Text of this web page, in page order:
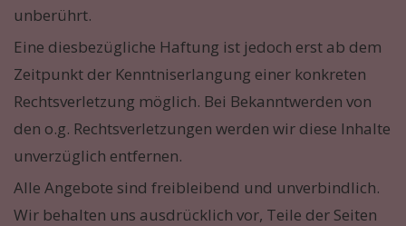
unberührt.
Eine diesbezügliche Haftung ist jedoch erst ab dem
Zeitpunkt der Kenntniserlangung einer konkreten
Rechtsverletzung möglich. Bei Bekanntwerden von
den o.g. Rechtsverletzungen werden wir diese Inhalte
unverzüglich entfernen.
Alle Angebote sind freibleibend und unverbindlich.
Wir behalten uns ausdrücklich vor, Teile der Seiten